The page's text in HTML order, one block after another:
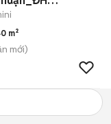
New100%
m²
mới)